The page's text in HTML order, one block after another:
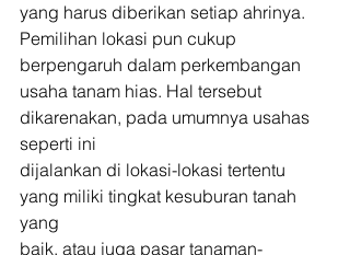
yang harus diberikan setiap ahrinya.
Pemilihan lokasi pun cukup
berpengaruh dalam perkembangan
usaha tanam hias. Hal tersebut
dikarenakan, pada umumnya usahas
seperti ini
dijalankan di lokasi-lokasi tertentu
yang miliki tingkat kesuburan tanah
yang
baik, atau juga pasar tanaman-